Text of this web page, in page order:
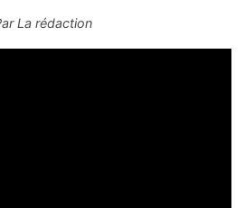
La rédaction